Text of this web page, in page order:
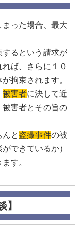
った場合、最大
るという請求が
ば、さらに１０
拘束されます。
被害者に決して近
害者とその旨の
と 盗撮事件の被
できているか）
す。
】